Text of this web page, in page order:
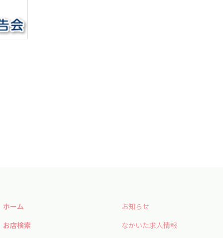
ホーム
お店検索
お知らせ
なかいた求人情報